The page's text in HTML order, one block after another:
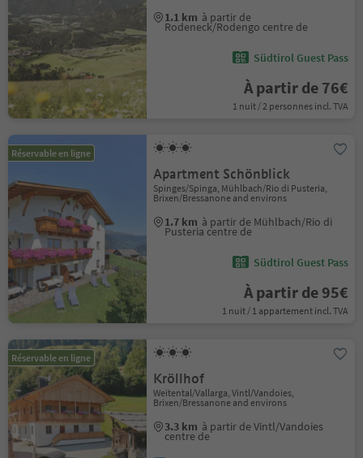
1.1 km à partir de
Rodeneck/Rodengo centre de
Südtirol Guest Pass
À partir de 76€
1 nuit / 2 personnes incl. TVA
Réservable en ligne
Apartment Schönblick
Spinges/Spinga, Mühlbach/Rio di Pusteria,
Brixen/Bressanone and environs
1.7 km à partir de Mühlbach/Rio di
Pusteria centre de
Südtirol Guest Pass
À partir de 95€
1 nuit / 1 appartement incl. TVA
Réservable en ligne
Kröllhof
Weitental/Vallarga, Vintl/Vandoies,
Brixen/Bressanone and environs
3.3 km à partir de Vintl/Vandoies
centre de